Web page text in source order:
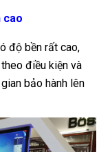
cao
độ bền rất cao,
điều kiện và
bảo hành lên